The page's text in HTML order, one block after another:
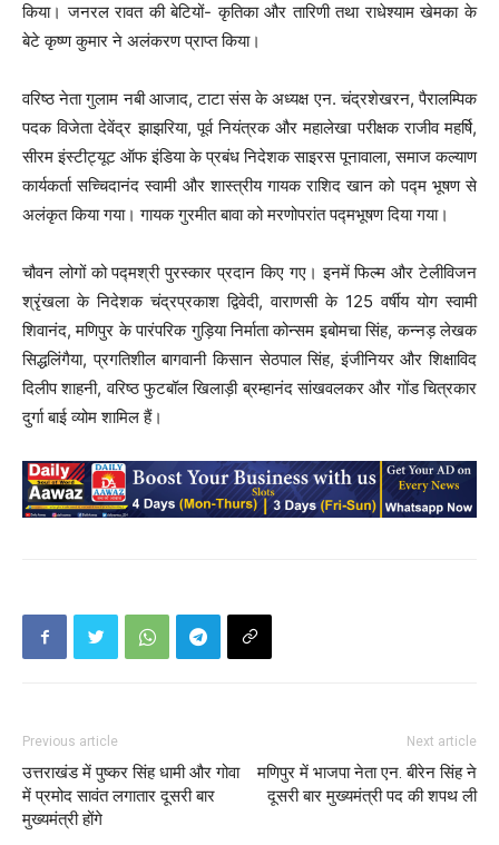
किया। जनरल रावत की बेटियों- कृतिका और तारिणी तथा राधेश्याम खेमका के
बेटे कृष्ण कुमार ने अलंकरण प्राप्त किया।
वरिष्‍ठ नेता गुलाम नबी आजाद, टाटा संस के अध्यक्ष एन. चंद्रशेखरन, पैरालम्‍पिक
पदक विजेता देवेंद्र झाझरिया, पूर्व नियंत्रक और महालेखा परीक्षक राजीव महर्षि,
सीरम इंस्टीट्यूट ऑफ इंडिया के प्रबंध निदेशक साइरस पूनावाला, समाज कल्याण
कार्यकर्ता सच्चिदानंद स्वामी और शास्त्रीय गायक राशिद खान को पद्म भूषण से
अलंकृत किया गया। गायक गुरमीत बावा को मरणोपरांत पद्मभूषण दिया गया।
चौवन लोगों को पद्मश्री पुरस्कार प्रदान किए गए। इनमें फिल्म और टेलीविजन
श्रृंखला के निदेशक चंद्रप्रकाश द्विवेदी, वाराणसी के 125 वर्षीय योग स्वामी
शिवानंद, मणिपुर के पारंपरिक गुड़िया निर्माता कोन्‍सम इबोमचा सिंह, कन्नड़ लेखक
सिद्धलिंगैया, प्रगतिशील बागवानी किसान सेठपाल सिंह, इंजीनियर और शिक्षाविद
दिलीप शाहनी, वरिष्‍ठ फुटबॉल खिलाड़ी ब्रम्हानंद सांखवलकर और गोंड चित्रकार
दुर्गा बाई व्‍योम शामिल हैं।
Previous article
उत्तराखंड में पुष्कर सिंह धामी और गोवा
में प्रमोद सावंत लगातार दूसरी बार
मुख्यमंत्री होंगे
Next article
मणिपुर में भाजपा नेता एन. बीरेन सिंह ने
दूसरी बार मुख्यमंत्री पद की शपथ ली